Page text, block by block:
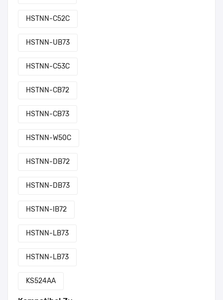
HSTNN-C52C
HSTNN-UB73
HSTNN-C53C
HSTNN-CB72
HSTNN-CB73
HSTNN-W50C
HSTNN-DB72
HSTNN-DB73
HSTNN-IB72
HSTNN-LB73
HSTNN-LB73
KS524AA